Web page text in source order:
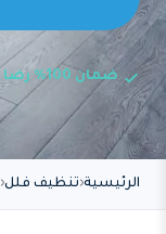
ضمان 100% رضا العميل
الرئيسية تنظيف فلل